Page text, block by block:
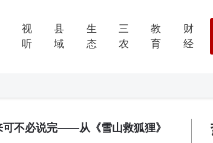
视
听
县
域
生
态
三
农
教
育
财
经
可不必说完——从《雪山救狐狸》